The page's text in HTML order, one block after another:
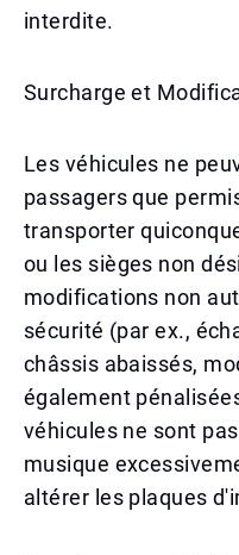
interdite.
Surcharge et
Les véhicules ne
passagers que
transporter
ou les sièges non
modifications non
sécurité (par ex.,
châssis abaissés,
également
véhicules ne sont
musique
altérer les plaques